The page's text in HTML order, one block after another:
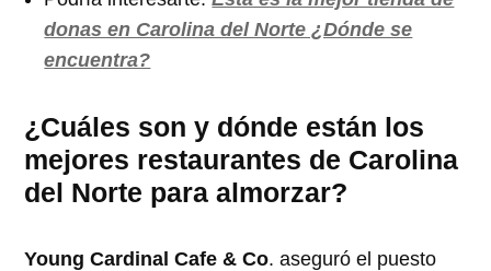
donas en Carolina del Norte ¿Dónde se
encuentra?
¿Cuáles son y dónde están los
mejores restaurantes de Carolina
del Norte para almorzar?
Young Cardinal Cafe & Co. aseguró el puesto